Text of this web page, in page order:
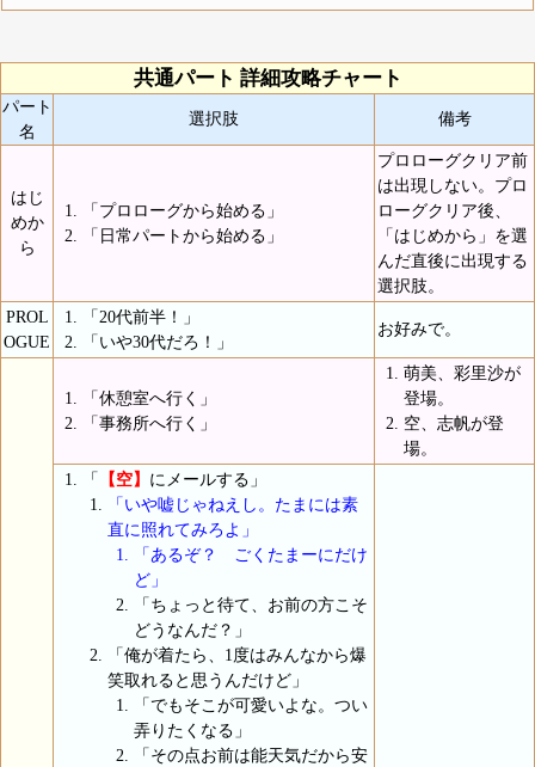
共通パート 詳細攻略チャート
パート
名
選択肢 備考
はじ
めか
ら
「プロローグから始める」
「日常パートから始める」
プロローグクリア前
は出現しない。プロ
ローグクリア後、
「はじめから」を選
んだ直後に出現する
選択肢。
PROL
OGUE
「20代前半！」
「いや30代だろ！」
お好みで。
「休憩室へ行く」
「事務所へ行く」
萌美、彩里沙が
登場。
空、志帆が登
場。
「 【空】 にメールする」
「いや嘘じゃねえし。たまには素
直に照れてみろよ」
「あるぞ？ ごくたまーにだけ
ど」
「ちょっと待て、お前の方こそ
どうなんだ？」
「俺が着たら、1度はみんなから爆
笑取れると思うんだけど」
「でもそこが可愛いよな。つい
弄りたくなる」
「その点お前は能天気だから安